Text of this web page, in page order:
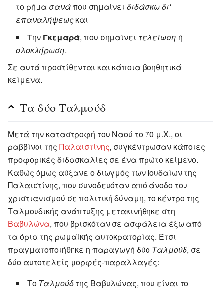
το ρήμα σανάπου σημαίνει διδάσκω δι'
επαναλήψεως και
Την Γκεμαρά, που σημαίνει τελείωση ή
ολοκλήρωση.
Σε αυτά προστίθενται και κάποια βοηθητικά
κείμενα.
Τα δύο Ταλμούδ
Μετά την καταστροφή του Ναού το 70 μ.Χ., οι
ραββίνοι της Παλαιστίνης, συγκέντρωσαν κάποιες
προφορικές διδασκαλίες σε ένα πρώτο κείμενο.
Καθώς όμως αύξανε ο διωγμός των Ιουδαίων της
Παλαιστίνης, που συνοδευόταν από άνοδο του
χριστιανισμού σε πολιτική δύναμη, το κέντρο της
Ταλμουδικής ανάπτυξης μετακινήθηκε στη
Βαβυλώνα, που βρισκόταν σε ασφάλεια έξω από
τα όρια της ρωμαϊκής αυτοκρατορίας. Έτσι
πραγματοποιήθηκε η παραγωγή δύο Ταλμούδ, σε
δύο αυτοτελείς μορφές-παραλλαγές:
Το Ταλμούδ της Βαβυλώνας, που είναι το